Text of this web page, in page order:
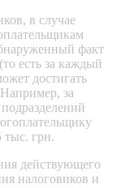
в случае
факт
есть за каждый
достигать
за
грн.
действующего
налоговиков и